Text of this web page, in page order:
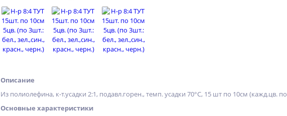
Описание
Из полиолефина, к-т.усадки 2:1, подавл.горен., темп. усадки 70°С, 15 шт по 10см (кажд.цв.
Основные характеристики